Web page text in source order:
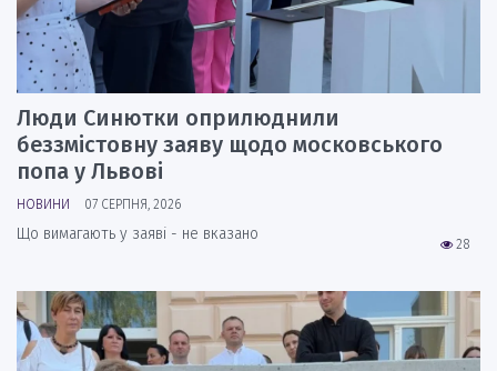
Люди Синютки оприлюднили
беззмістовну заяву щодо московського
попа у Львові
НОВИНИ 07 СЕРПНЯ, 2026
28
Що вимагають у заяві - не вказано